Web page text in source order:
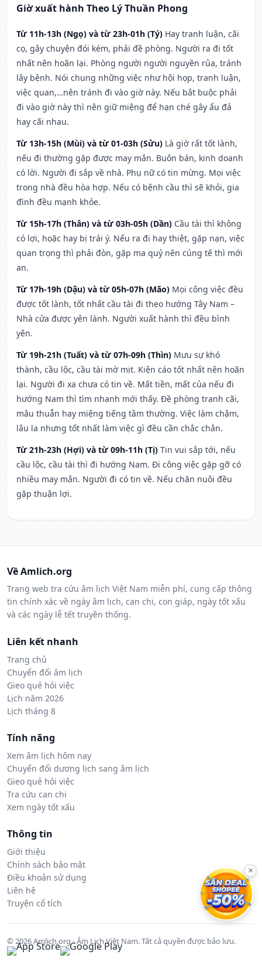
Giờ xuất hành Theo Lý Thuần Phong
Từ 11h-13h (Ngọ) và từ 23h-01h (Tý) Hay tranh luận, cãi
cọ, gây chuyện đói kém, phải đề phòng. Người ra đi tốt
nhất nên hoãn lại. Phòng người người nguyền rủa, tránh
lây bệnh. Nói chung những việc như hội họp, tranh luận,
việc quan,…nên tránh đi vào giờ này. Nếu bắt buộc phải
đi vào giờ này thì nên giữ miệng để hạn ché gây ẩu đả
hay cãi nhau.
Từ 13h-15h (Mùi) và từ 01-03h (Sửu) Là giờ rất tốt lành,
nếu đi thường gặp được may mắn. Buôn bán, kinh doanh
có lời. Người đi sắp về nhà. Phụ nữ có tin mừng. Mọi việc
trong nhà đều hòa hợp. Nếu có bệnh cầu thì sẽ khỏi, gia
đình đều mạnh khỏe.
Từ 15h-17h (Thân) và từ 03h-05h (Dần) Cầu tài thì không
có lợi, hoặc hay bị trái ý. Nếu ra đi hay thiệt, gặp nạn, việc
quan trọng thì phải đòn, gặp ma quỷ nên cúng tế thì mới
an.
Từ 17h-19h (Dậu) và từ 05h-07h (Mão) Mọi công việc đều
được tốt lành, tốt nhất cầu tài đi theo hướng Tây Nam –
Nhà cửa được yên lành. Người xuất hành thì đều bình
yên.
Từ 19h-21h (Tuất) và từ 07h-09h (Thìn) Mưu sự khó
thành, cầu lộc, cầu tài mờ mịt. Kiện cáo tốt nhất nên hoãn
lại. Người đi xa chưa có tin về. Mất tiền, mất của nếu đi
hướng Nam thì tìm nhanh mới thấy. Đề phòng tranh cãi,
mâu thuẫn hay miệng tiếng tầm thường. Việc làm chậm,
lâu la nhưng tốt nhất làm việc gì đều cần chắc chắn.
Từ 21h-23h (Hợi) và từ 09h-11h (Tị) Tin vui sắp tới, nếu
cầu lộc, cầu tài thì đi hướng Nam. Đi công việc gặp gỡ có
nhiều may mắn. Người đi có tin về. Nếu chăn nuôi đều
gặp thuận lợi.
Về Amlich.org
Trang web tra cứu âm lịch Việt Nam miễn phí, cung cấp thông
tin chính xác về ngày âm lịch, can chi, con giáp, ngày tốt xấu
và các ngày lễ tết truyền thống.
Liên kết nhanh
Trang chủ
Chuyển đổi âm lịch
Gieo quẻ hỏi việc
Lịch năm 2026
Lịch tháng 8
Tính năng
Xem âm lịch hôm nay
Chuyển đổi dương lịch sang âm lịch
Gieo quẻ hỏi việc
Tra cứu can chi
Xem ngày tốt xấu
Thông tin
Giới thiệu
Chính sách bảo mật
Điều khoản sử dụng
Liên hệ
Truyện cổ tích
© 2026 Amlich.org - Âm Lịch Việt Nam. Tất cả quyền được bảo lưu.
×